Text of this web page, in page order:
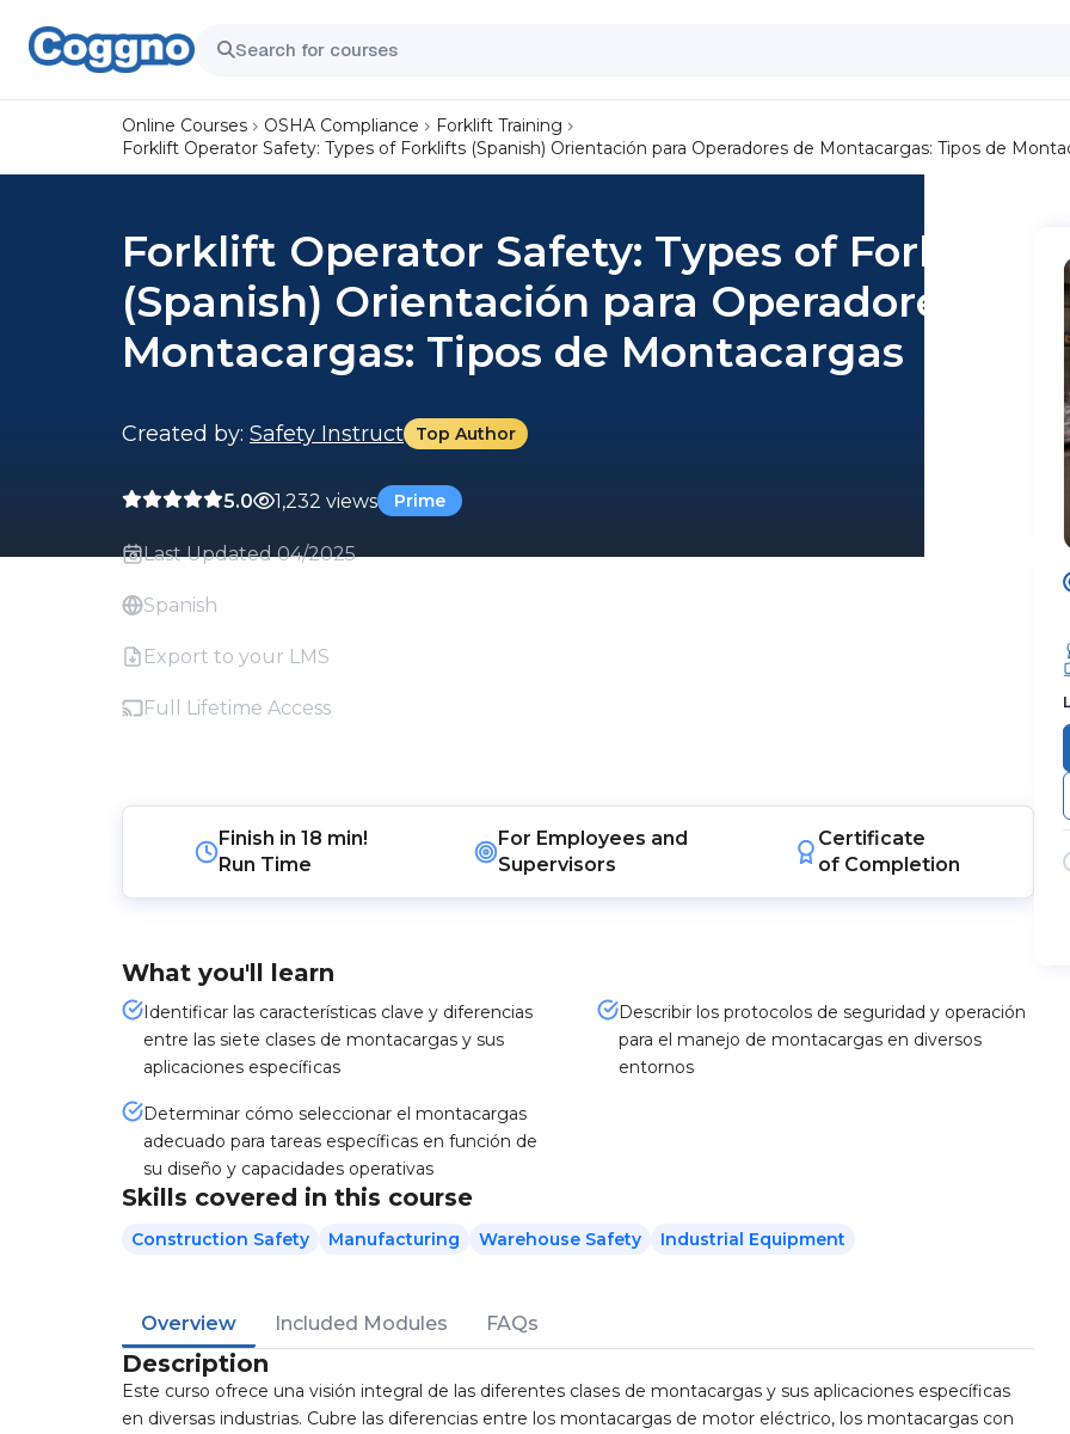
Online Courses OSHA Compliance
Forklift Training
Forklift Operator Safety: Types of Forklifts (Spanish) Orientación para Operadores de Montacargas: Tipos de
Forklift Operator Safety: Types of Forklifts
(Spanish) Orientación para Operadores de
Montacargas: Tipos de Montacargas
Created by: Safety Instruct Top Author
5.0 1,232 views Prime
Last Updated 04/2025
Spanish
Export to your LMS
Full Lifetime Access
Finish in18 min!
Run Time
For Employees and
Supervisors
Certificate
of Completion
What you'll learn
Identificar las características clave y diferencias
entre las siete clases de montacargas y sus
aplicaciones específicas
Describir los protocolos de seguridad y operación
para el manejo de montacargas en diversos
entornos
Determinar cómo seleccionar el montacargas
adecuado para tareas específicas en función de
su diseño y capacidades operativas
Skills covered in this course
Construction Safety Manufacturing Warehouse Safety Industrial Equipment
Overview Included Modules FAQs
Description
Este curso ofrece una visión integral de las diferentes clases de montacargas y sus aplicaciones específicas
en diversas industrias. Cubre las diferencias entre los montacargas de motor eléctrico, los montacargas con